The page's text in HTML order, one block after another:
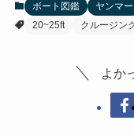
ボート図鑑
ヤンマー
20~25ft
クルージン
よか